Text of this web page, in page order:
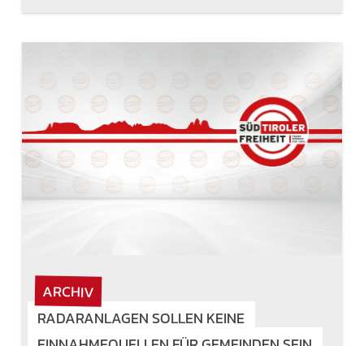
ARCHIV
RADARANLAGEN SOLLEN KEINE